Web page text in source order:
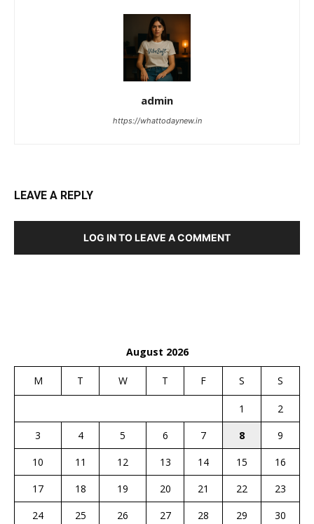
admin
https://whattodaynew.in
LEAVE A REPLY
LOG IN TO LEAVE A COMMENT
August 2026
M T W T F S S
1
2
3
4 5 6 7 8
9
10
11 12 13 14 15
16
17
18 19 20 21 22
23
24
25 26 27 28 29 30